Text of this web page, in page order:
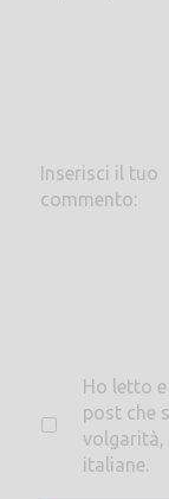
Inserisci il tuo
commento:
Ho letto
post che
volgarità,
italiane.